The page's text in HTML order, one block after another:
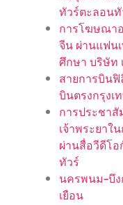
ทัวร์ตะลอนทั
การโฆษณา
จีน ผ่านแฟน
ศึกษา บริษัท
สายการบิน
บินตรงกรุงเ
การประชา
เจ้าพระยาใ
ผ่านสื่อวีดีโ
ทัวร์
นครพนม-บึ
เยือน